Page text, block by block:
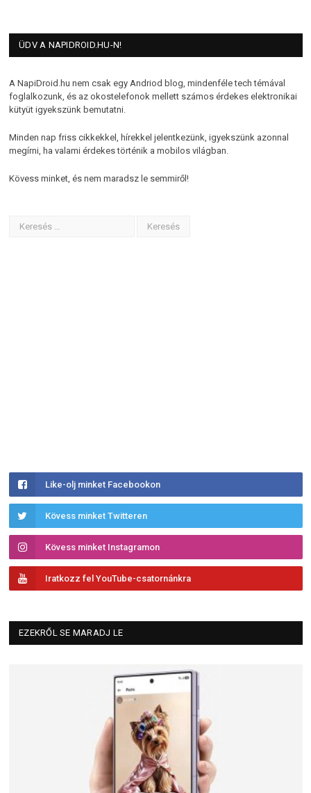
ÜDV A NAPIDROID.HU-N!
A NapiDroid.hu nem csak egy Andriod blog, mindenféle tech témával
foglalkozunk, és az okostelefonok mellett számos érdekes elektronikai
kütyüt igyekszünk bemutatni.
Minden nap friss cikkekkel, hírekkel jelentkezünk, igyekszünk azonnal
megírni, ha valami érdekes történik a mobilos világban.
Kövess minket, és nem maradsz le semmiről!
Like-olj minket Facebookon
Kövess minket Twitteren
Kövess minket Instagramon
Iratkozz fel YouTube-csatornánkra
EZEKRŐL SE MARADJ LE